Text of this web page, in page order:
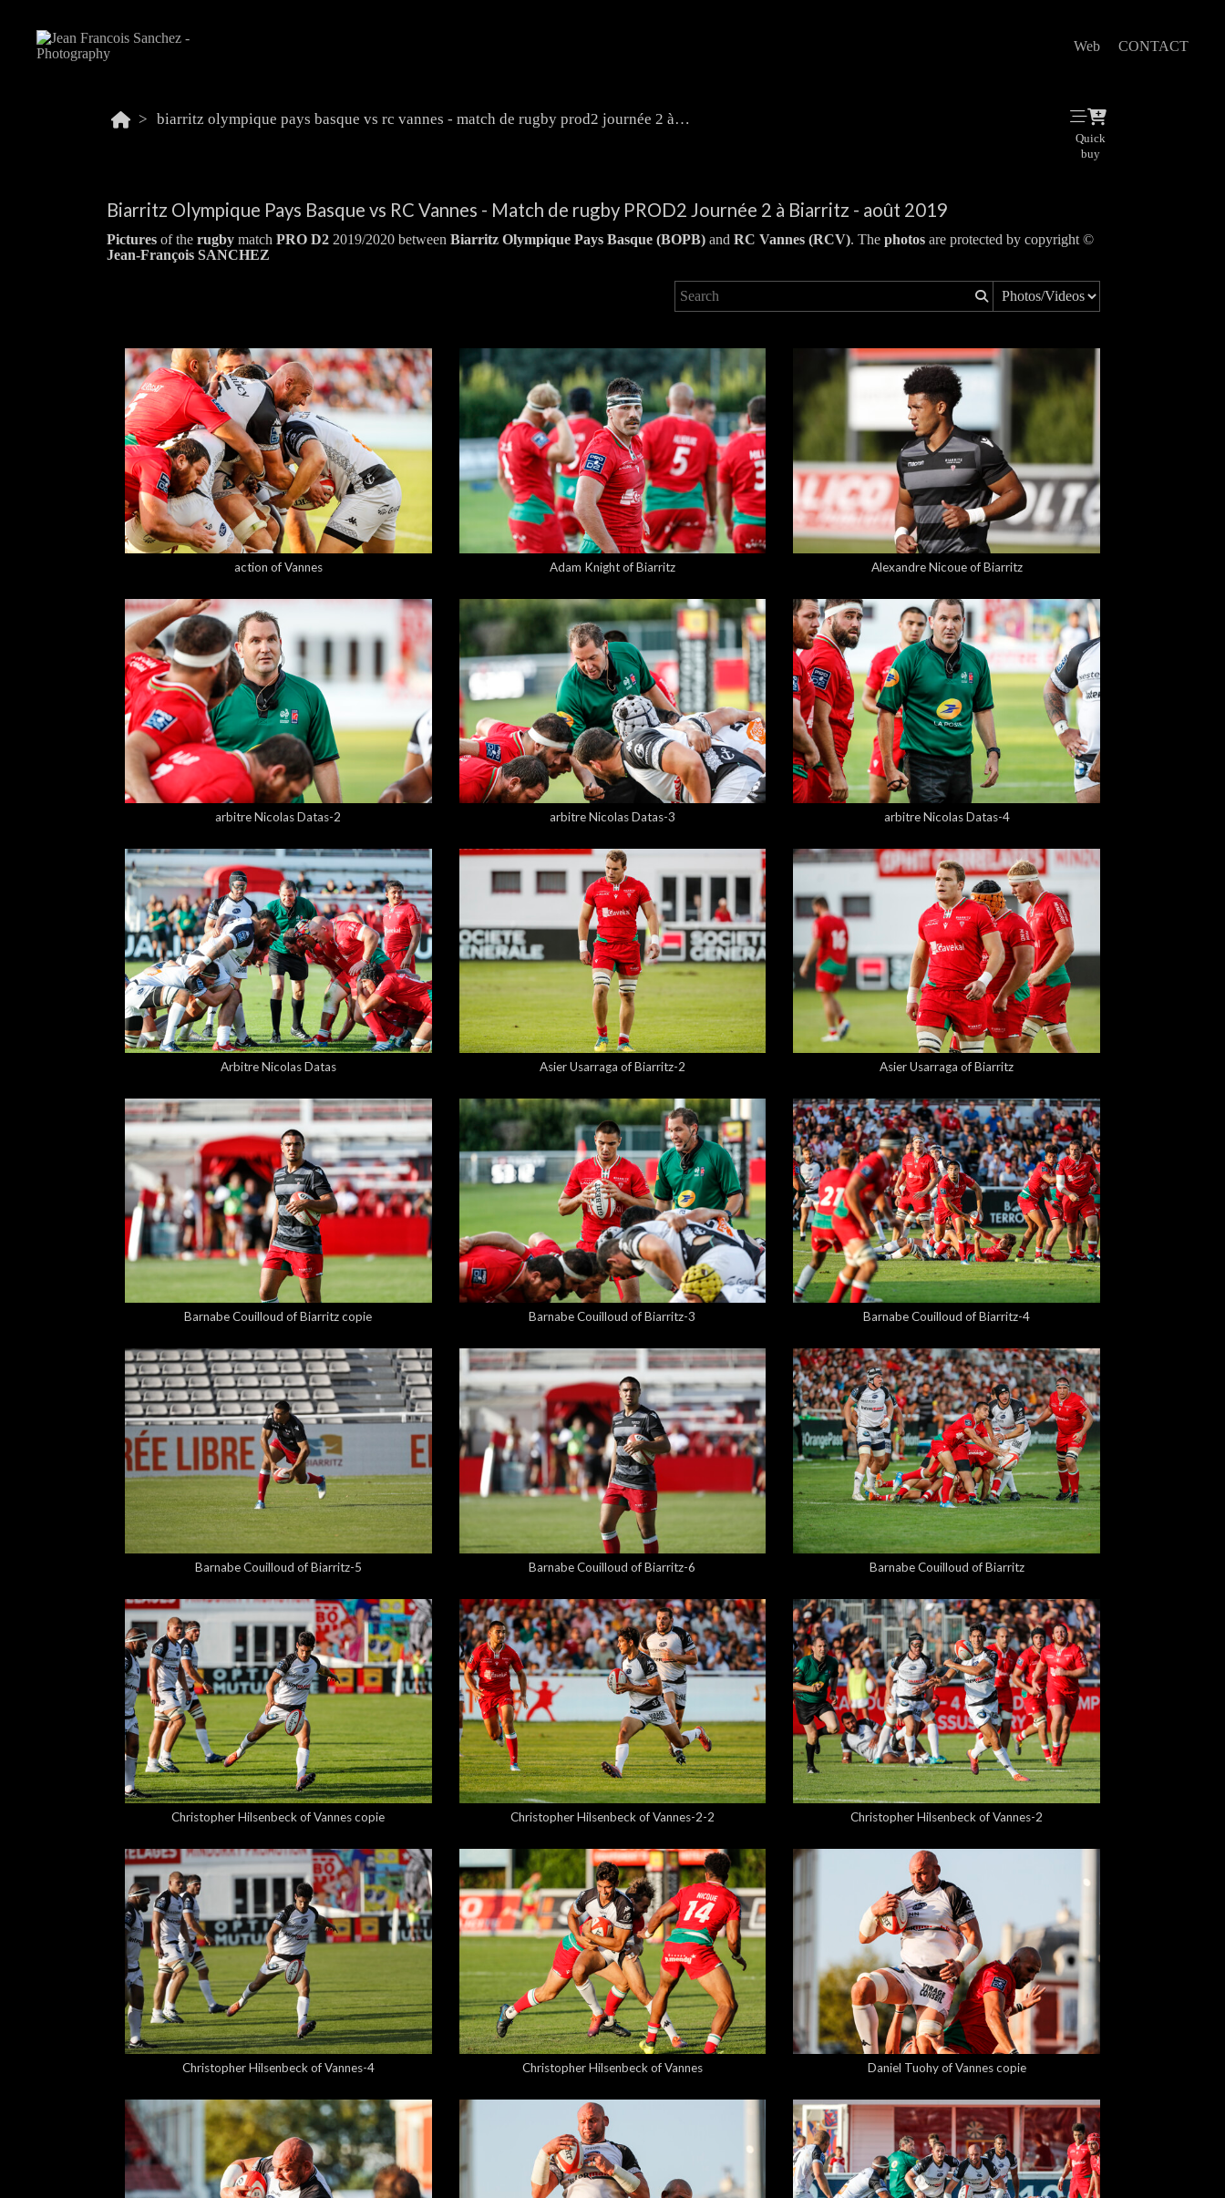
Web CONTACT
biarritz olympique pays basque vs rc vannes - match de rugby prod2 journée 2 à biarritz - août 2019
Quick
buy
Biarritz Olympique Pays Basque vs RC Vannes - Match de rugby PROD2 Journée 2 à Biarritz - août 2019
Pictures of the rugby match PRO D2 2019/2020 between Biarritz Olympique Pays Basque (BOPB) and RC Vannes (RCV). The photos are protected by copyright ©
Jean-François SANCHEZ
5,00 €
action of Vannes
5,00 €
Adam Knight of Biarritz
5,00 €
Alexandre Nicoue of Biarritz
5,00 €
arbitre Nicolas Datas-2
5,00 €
arbitre Nicolas Datas-3
5,00 €
arbitre Nicolas Datas-4
5,00 €
Arbitre Nicolas Datas
5,00 €
Asier Usarraga of Biarritz-2
5,00 €
Asier Usarraga of Biarritz
5,00 €
Barnabe Couilloud of Biarritz copie
5,00 €
Barnabe Couilloud of Biarritz-3
5,00 €
Barnabe Couilloud of Biarritz-4
5,00 €
Barnabe Couilloud of Biarritz-5
5,00 €
Barnabe Couilloud of Biarritz-6
5,00 €
Barnabe Couilloud of Biarritz
5,00 €
Christopher Hilsenbeck of Vannes copie
5,00 €
Christopher Hilsenbeck of Vannes-2-2
5,00 €
Christopher Hilsenbeck of Vannes-2
5,00 €
Christopher Hilsenbeck of Vannes-4
5,00 €
Christopher Hilsenbeck of Vannes
5,00 €
Daniel Tuohy of Vannes copie